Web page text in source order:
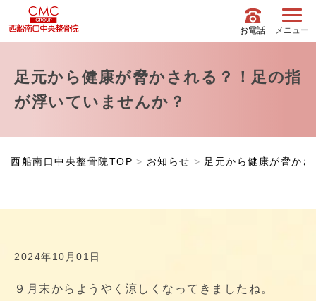
お電話 メニュー
足元から健康が脅かされる？！足の指
が浮いていませんか？
西船南口中央整骨院TOP お知らせ 足元から健康が脅か
2024年10月01日
９月末からようやく涼しくなってきましたね。